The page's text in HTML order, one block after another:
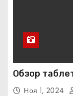
Обзор
Ноя 1, 2024